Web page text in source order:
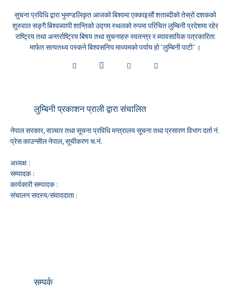
सुचना प्रविधि द्वारा भुमण्डलिकृत आजको बिश्वमा एक्काइसौं शताब्दीको तेस्रो दशकको
शुरुवात सङ्गै बिश्वब्यापी शान्तिको उद्गम स्थलको रुपमा परिचित लुम्बिनी प्रदेशमा रहेर
राष्ट्रिय तथा अन्तर्राष्ट्रिय बिषय तथा सुचनाहरु स्वतन्त्र र ब्यावसायिक पत्रकारिता
मार्फत सत्यतथ्य पस्कने बिश्वसनिय माध्यमको पर्याय हो "लुम्बिनी पाटी" ।
लुम्बिनी प्रकाशन प्राली द्वारा संचालित
नेपाल सरकार, सञ्चार तथा सूचना प्रविधि मन्त्रालय सूचना तथा प्रसारण विभाग दर्ता नं.
प्रेस काउन्सील नेपाल, सूचीकरण च.नं.
अध्यक्ष :
सम्पादक :
कार्यकारी सम्पादक :
संचालन सदस्य/संवाददाता :
सम्पर्क